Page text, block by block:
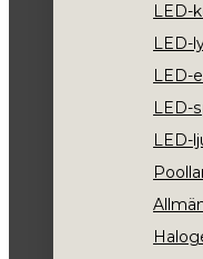
LED-
LED-
LED-
LED-
LED-